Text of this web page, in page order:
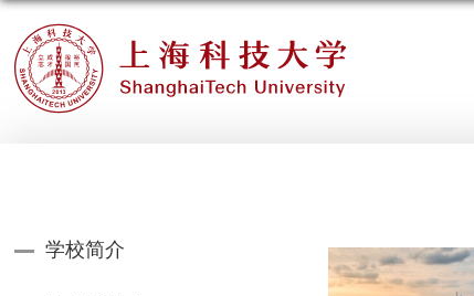
学校简介